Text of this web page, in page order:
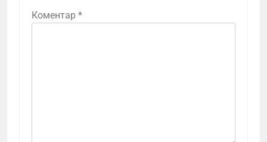
Коментар *